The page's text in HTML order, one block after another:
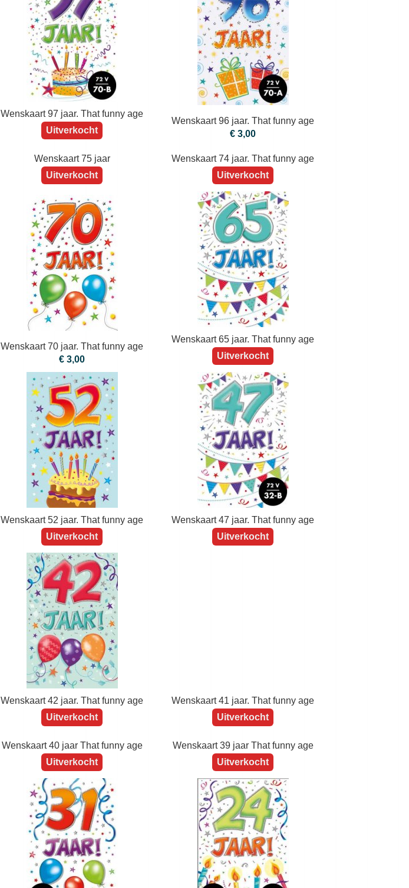
Wenskaart 97 jaar. That funny age
Uitverkocht
Wenskaart 96 jaar. That funny age
€ 3,00
Wenskaart 75 jaar
Uitverkocht
Wenskaart 74 jaar. That funny age
Uitverkocht
Wenskaart 70 jaar. That funny age
€ 3,00
Wenskaart 65 jaar. That funny age
Uitverkocht
Wenskaart 52 jaar. That funny age
Uitverkocht
Wenskaart 42 jaar. That funny age
Uitverkocht
Wenskaart 41 jaar. That funny age
Uitverkocht